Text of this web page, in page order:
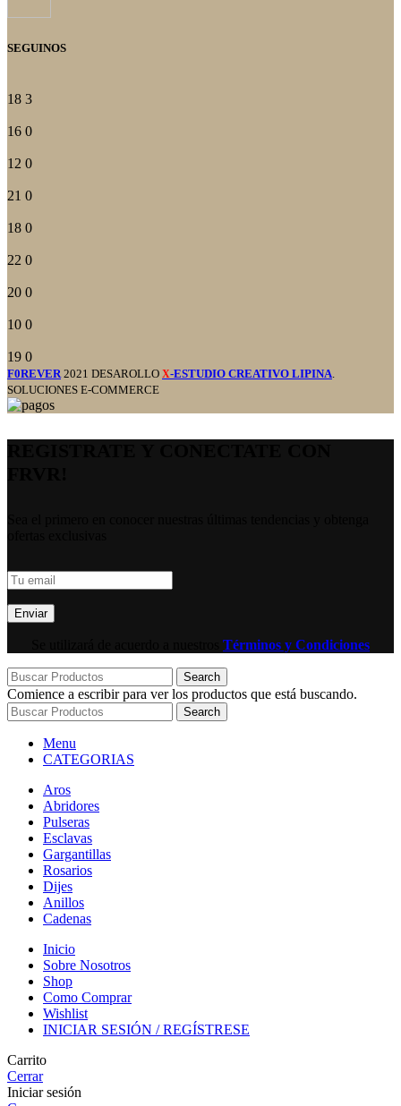
SEGUINOS
18 3
16 0
12 0
21 0
18 0
22 0
20 0
10 0
19 0
F0REVER 2021 DESAROLLO X-ESTUDIO CREATIVO LIPINA
SOLUCIONES E-COMMERCE
Términos y Condiciones
Search
Comience a escribir para ver los productos que está buscando.
Search
Menu
CATEGORIAS
Aros
Abridores
Pulseras
Esclavas
Gargantillas
Rosarios
Dijes
Anillos
Cadenas
Inicio
Sobre Nosotros
Shop
Como Comprar
Wishlist
INICIAR SESIÓN / REGÍSTRESE
Carrito
Cerrar
Iniciar sesión